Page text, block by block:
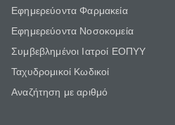
Εφημερεύοντα Φαρμακεία
Εφημερεύοντα Νοσοκομεία
Συμβεβλημένοι Ιατροί ΕΟΠΥΥ
Ταχυδρομικοί Κωδικοί
Αναζήτηση με αριθμό